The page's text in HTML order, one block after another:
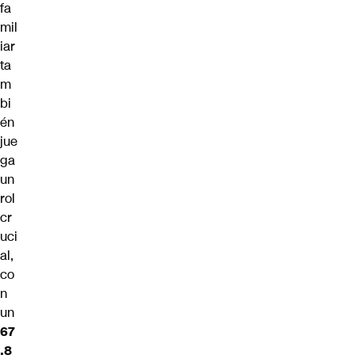
fa
mil
iar
ta
m
bi
én
jue
ga
un
rol
cr
uci
al,
co
n
un
67
,8